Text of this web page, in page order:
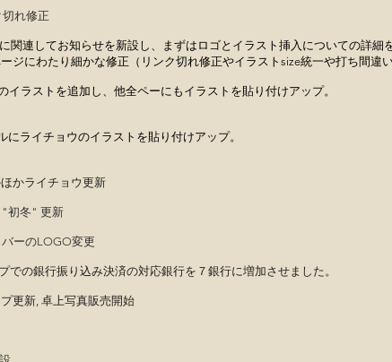
れ修正
連してお知らせを新設し、まずはロゴとイラスト挿入についての詳細を
り細かな修正（リンク切れ修正やイラストsize統一や打ち間違い修
ラストを追加し、他全ペーにもイラストを貼り付けアップ。
ライチョウのイラストを貼り付けアップ。
かライチョウ更新
初冬" 更新
ーのLOGO変更
の銀行振り込み決済の対応銀行を７銀行に増加させました。
更新, 卓上写真販売開始